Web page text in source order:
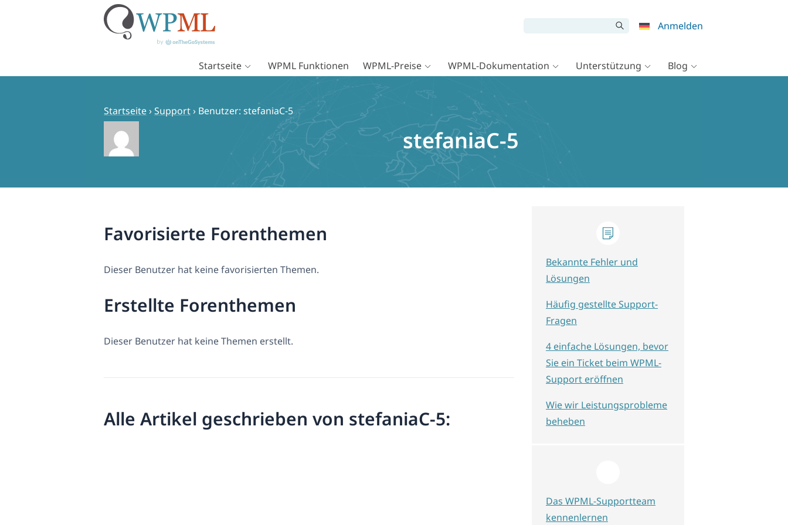
Anmelden
Startseite WPML Funktionen WPML-Preise WPML-Dokumentation Unterstützung Blog
Startseite›Support› Benutzer: stefaniaC-5
stefaniaC-5
Favorisierte Forenthemen
Dieser Benutzer hat keine favorisierten Themen.
Erstellte Forenthemen
Dieser Benutzer hat keine Themen erstellt.
Alle Artikel geschrieben von stefaniaC-5:
Bekannte Fehler und
Lösungen
Häufig gestellte Support-
Fragen
4 einfache Lösungen, bevor
Sie ein Ticket beim WPML-
Support eröffnen
Wie wir Leistungsprobleme
beheben
Das WPML-Supportteam
kennenlernen